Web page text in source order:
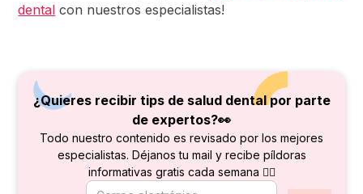
dental con nuestros especialistas!
¿Quieres recibir tips de salud dental por parte
de expertos?👀
Todo nuestro contenido es revisado por los mejores
especialistas. Déjanos tu mail y recibe píldoras
informativas gratis cada semana 👇🏻